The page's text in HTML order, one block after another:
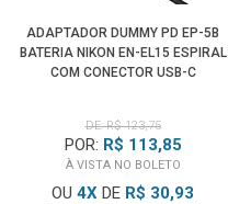
ADAPTADOR DUMMY PD EP-5B
BATERIA NIKON EN-EL15 ESPIRAL
COM CONECTOR USB-C
DE: R$ 123,75
POR: R$ 113,85
À VISTA NO BOLETO
OU 4X DE R$ 30,93